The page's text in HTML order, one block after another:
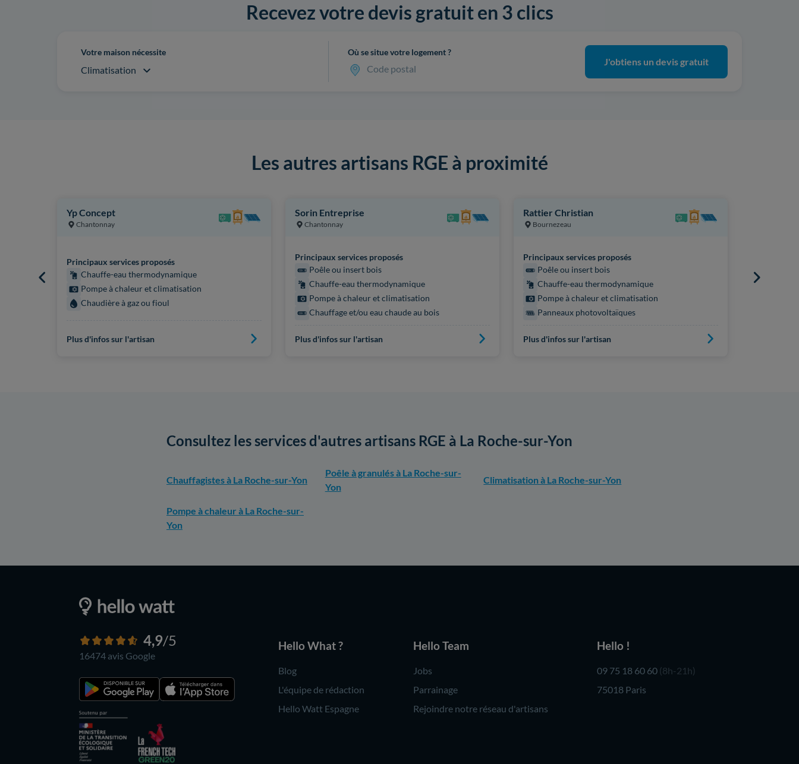
Recevez votre devis gratuit en 3 clics
Votre maison nécessite
Climatisation
Où se situe votre logement ?
Code postal
J'obtiens un devis gratuit
Les autres artisans RGE à proximité
Yp Concept
Chantonnay
Principaux services proposés
Chauffe-eau thermodynamique
Pompe à chaleur et climatisation
Chaudière à gaz ou fioul
Plus d'infos sur l'artisan
Sorin Entreprise
Chantonnay
Principaux services proposés
Poêle ou insert bois
Chauffe-eau thermodynamique
Pompe à chaleur et climatisation
Chauffage et/ou eau chaude au bois
Plus d'infos sur l'artisan
Rattier Christian
Bournezeau
Principaux services proposés
Poêle ou insert bois
Chauffe-eau thermodynamique
Pompe à chaleur et climatisation
Panneaux photovoltaïques
Plus d'infos sur l'artisan
Consultez les services d'autres artisans RGE à La Roche-sur-Yon
Chauffagistes à La Roche-sur-Yon
Poêle à granulés à La Roche-sur-
Yon
Climatisation à La Roche-sur-Yon
Pompe à chaleur à La Roche-sur-
Yon
4,9/5
16474 avis Google
Hello What ?
Blog
L'équipe de rédaction
Hello Watt Espagne
Hello Team
Jobs
Parrainage
Rejoindre notre réseau d'artisans
Hello !
09 75 18 60 60 (8h-21h)
75018 Paris